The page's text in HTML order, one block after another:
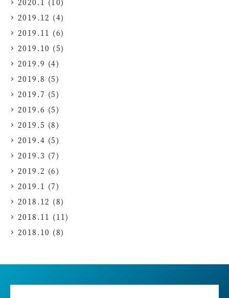
2019.12 (4)
2019.11 (6)
2019.10 (5)
2019.9 (4)
2019.8 (5)
2019.7 (5)
2019.6 (5)
2019.5 (8)
2019.4 (5)
2019.3 (7)
2019.2 (6)
2019.1 (7)
2018.12 (8)
2018.11 (11)
2018.10 (8)